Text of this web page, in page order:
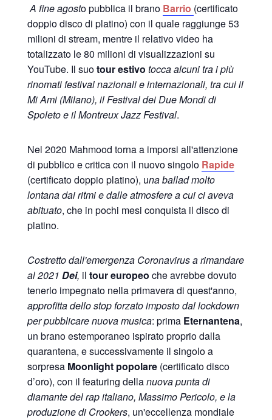
A fine agosto pubblica il brano Barrio (certificato
doppio disco di platino) con il quale raggiunge 53
milioni di stream, mentre il relativo video ha
totalizzato le 80 milioni di visualizzazioni su
YouTube. Il suotour estivo tocca alcuni tra i più
rinomati festival nazionali e internazionali, tra cui il
Mi Ami (Milano), il Festival dei Due Mondi di
Spoleto e il Montreux Jazz Festival.
Nel 2020 Mahmood torna a imporsi all'attenzione
di pubblico e critica con il nuovo singolo Rapide
(certificato doppio platino), una ballad molto
lontana dai ritmi e dalle atmosfere a cui ci aveva
abituato, che in pochi mesi conquista il disco di
platino.
Costretto dall'emergenza Coronavirus a rimandare
al 2021 Dei, il tour europeo che avrebbe dovuto
tenerlo impegnato nella primavera di quest'anno,
approfitta dello stop forzato imposto dal lockdown
per pubblicare nuova musica: prima Eternantena,
un brano estemporaneo ispirato proprio dalla
quarantena, e successivamente il singolo a
sorpresa Moonlight popolare(certificato disco
d’oro), con il featuring dellanuova punta di
diamante del rap italiano, Massimo Pericolo, e la
produzione di Crookers, un'eccellenza mondiale